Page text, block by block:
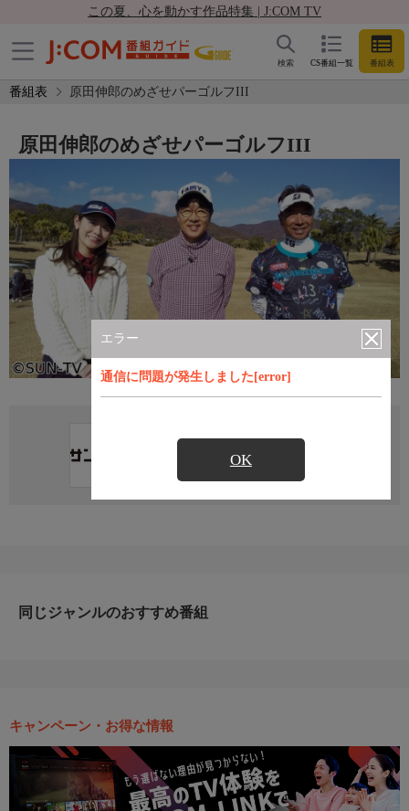
この夏、心を動かす作品特集 | J:COM TV
CS番組一覧 番組表
検索
番組表 原田伸郎のめざせパーゴルフIII
エラー
通信に問題が発生しました[error]
OK
原田伸郎のめざせパーゴルフIII
直近の放送予定はありません
同じジャンルのおすすめ番組
キャンペーン・お得な情報